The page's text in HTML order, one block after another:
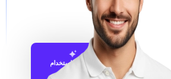
الاقتراح باستخدام